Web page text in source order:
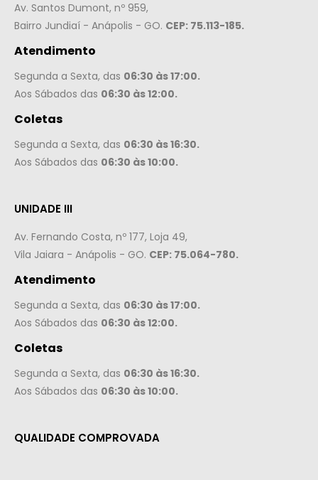
Av. Santos Dumont, nº 959,
Bairro Jundiaí - Anápolis - GO. CEP: 75.113-185.
Atendimento
Segunda a Sexta, das 06:30 às 17:00.
Aos Sábados das 06:30 às 12:00.
Coletas
Segunda a Sexta, das 06:30 às 16:30.
Aos Sábados das 06:30 às 10:00.
UNIDADE III
Av. Fernando Costa, nº 177, Loja 49,
Vila Jaiara - Anápolis - GO. CEP: 75.064-780.
Atendimento
Segunda a Sexta, das 06:30 às 17:00.
Aos Sábados das 06:30 às 12:00.
Coletas
Segunda a Sexta, das 06:30 às 16:30.
Aos Sábados das 06:30 às 10:00.
QUALIDADE COMPROVADA